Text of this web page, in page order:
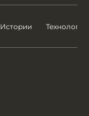
Истории Технологии